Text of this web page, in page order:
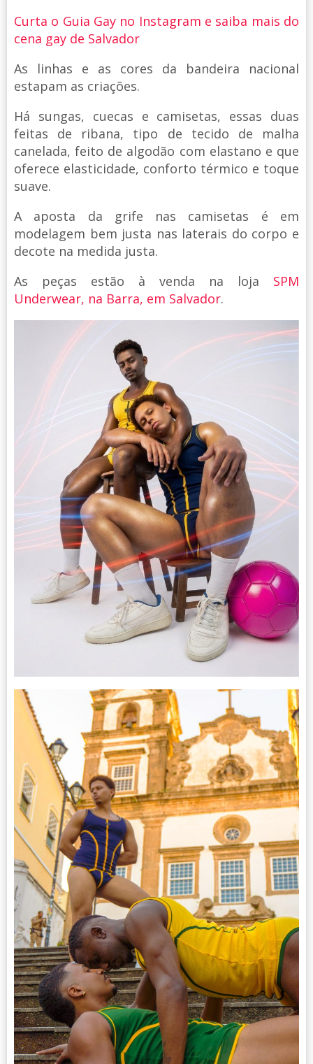
Curta o Guia Gay no Instagram e saiba mais do
cena gay de Salvador
As linhas e as cores da bandeira nacional
estapam as criações.
Há sungas, cuecas e camisetas, essas duas
feitas de ribana, tipo de tecido de malha
canelada, feito de algodão com elastano e que
oferece elasticidade, conforto térmico e toque
suave.
A aposta da grife nas camisetas é em
modelagem bem justa nas laterais do corpo e
decote na medida justa.
As peças estão à venda na loja SPM
Underwear, na Barra, em Salvador.